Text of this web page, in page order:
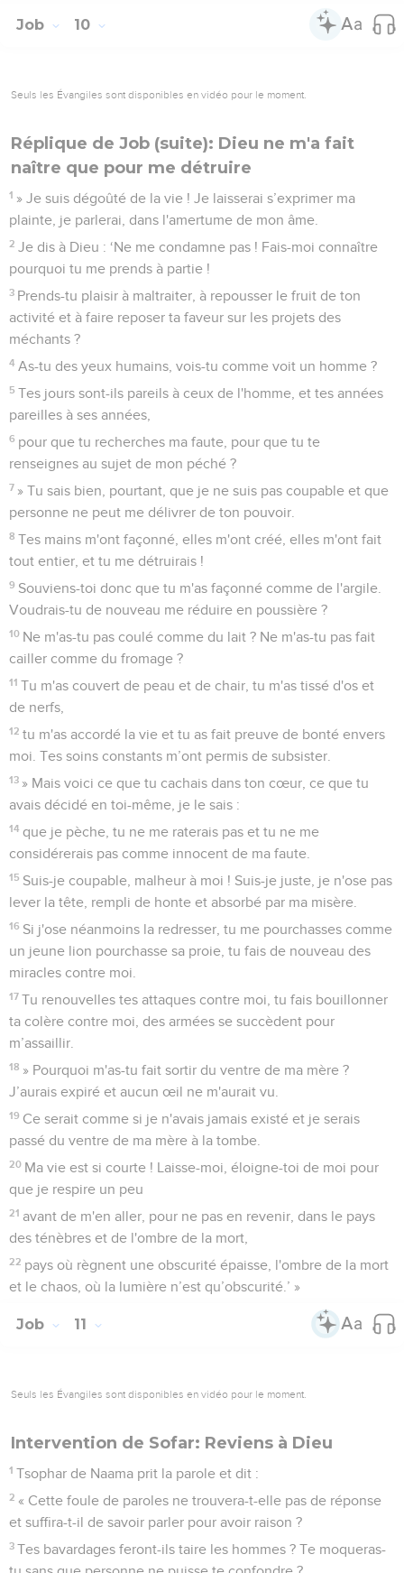
Job 10
Seuls les Évangiles sont disponibles en vidéo pour le moment.
Réplique de Job (suite): Dieu ne m'a fait
naître que pour me détruire
1 » Je suis dégoûté de la vie ! Je laisserai s’exprimer ma
plainte, je parlerai, dans l'amertume de mon âme.
2 Je dis à Dieu : ‘Ne me condamne pas ! Fais-moi connaître
pourquoi tu me prends à partie !
3 Prends-tu plaisir à maltraiter, à repousser le fruit de ton
activité et à faire reposer ta faveur sur les projets des
méchants ?
4 As-tu des yeux humains, vois-tu comme voit un homme ?
5 Tes jours sont-ils pareils à ceux de l'homme, et tes années
pareilles à ses années,
6 pour que tu recherches ma faute, pour que tu te
renseignes au sujet de mon péché ?
7 » Tu sais bien, pourtant, que je ne suis pas coupable et que
personne ne peut me délivrer de ton pouvoir.
8 Tes mains m'ont façonné, elles m'ont créé, elles m'ont fait
tout entier, et tu me détruirais !
9 Souviens-toi donc que tu m'as façonné comme de l'argile.
Voudrais-tu de nouveau me réduire en poussière ?
10 Ne m'as-tu pas coulé comme du lait ? Ne m'as-tu pas fait
cailler comme du fromage ?
11 Tu m'as couvert de peau et de chair, tu m'as tissé d'os et
de nerfs,
12 tu m'as accordé la vie et tu as fait preuve de bonté envers
moi. Tes soins constants m’ont permis de subsister.
13 » Mais voici ce que tu cachais dans ton cœur, ce que tu
avais décidé en toi-même, je le sais :
14 que je pèche, tu ne me raterais pas et tu ne me
considérerais pas comme innocent de ma faute.
15 Suis-je coupable, malheur à moi ! Suis-je juste, je n'ose pas
lever la tête, rempli de honte et absorbé par ma misère.
16 Si j'ose néanmoins la redresser, tu me pourchasses comme
un jeune lion pourchasse sa proie, tu fais de nouveau des
miracles contre moi.
17 Tu renouvelles tes attaques contre moi, tu fais bouillonner
ta colère contre moi, des armées se succèdent pour
m’assaillir.
18 » Pourquoi m'as-tu fait sortir du ventre de ma mère ?
J’aurais expiré et aucun œil ne m'aurait vu.
19 Ce serait comme si je n'avais jamais existé et je serais
passé du ventre de ma mère à la tombe.
20 Ma vie est si courte ! Laisse-moi, éloigne-toi de moi pour
que je respire un peu
21 avant de m'en aller, pour ne pas en revenir, dans le pays
des ténèbres et de l'ombre de la mort,
22 pays où règnent une obscurité épaisse, l'ombre de la mort
et le chaos, où la lumière n’est qu’obscurité.’ »
Job 11
Seuls les Évangiles sont disponibles en vidéo pour le moment.
Intervention de Sofar: Reviens à Dieu
1 Tsophar de Naama prit la parole et dit :
2 « Cette foule de paroles ne trouvera-t-elle pas de réponse
et suffira-t-il de savoir parler pour avoir raison ?
3 Tes bavardages feront-ils taire les hommes ? Te moqueras-